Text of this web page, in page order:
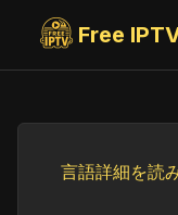
Free
言語詳細を読